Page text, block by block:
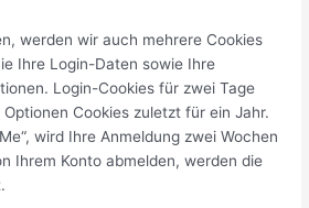
werden wir auch mehrere Cookies
Ihre Login-Daten sowie Ihre
Login-Cookies für zwei Tage
Cookies zuletzt für ein Jahr.
wird Ihre Anmeldung zwei Wochen
Ihrem Konto abmelden, werden die